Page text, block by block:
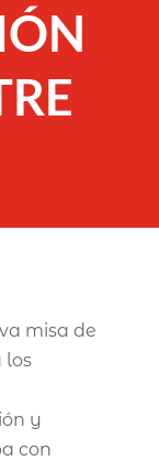
misa de
los
y
con